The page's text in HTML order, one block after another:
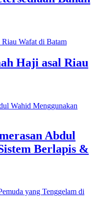
Haji asal Riau
Abdul
Berlapis &